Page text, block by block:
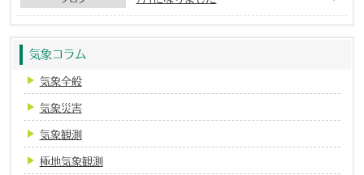
気象コラム
気象全般
気象災害
気象観測
極地気象観測